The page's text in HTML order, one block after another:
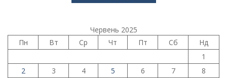
Червень 2025
Пн
Вт Ср Чт Пт Сб
Нд
1
2
3 4 5 6 7 8